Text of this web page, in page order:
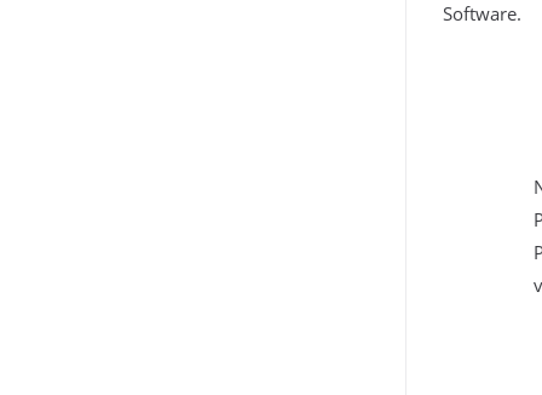
Software.